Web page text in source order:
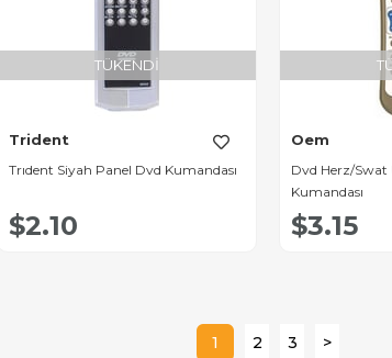
TÜKENDI
Trident
Trıdent Siyah Panel Dvd Kumandası
$2.10
Oem
Dvd Herz/Swat
Kumandası
$3.15
1 2 3 >